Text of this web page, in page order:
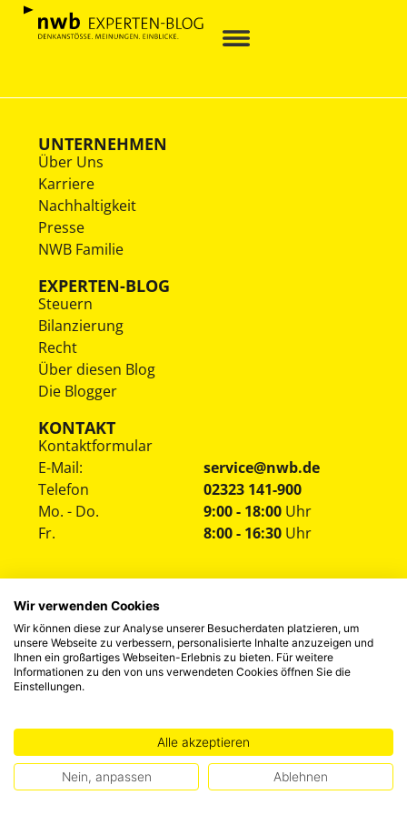
UNTERNEHMEN
Über Uns
Karriere
Nachhaltigkeit
Presse
NWB Familie
EXPERTEN-BLOG
Steuern
Bilanzierung
Recht
Über diesen Blog
Die Blogger
KONTAKT
Kontaktformular
E-Mail:
service@nwb.de
Telefon
02323 141-900
Mo. - Do.
Fr.
9:00 - 18:00 Uhr
8:00 - 16:30 Uhr
©2026 NWB Experten-Blog
HINWEISGEBERSYSTEM
Wir verwenden Cookies
Wir können diese zur Analyse unserer Besucherdaten platzieren, um
unsere Webseite zu verbessern, personalisierte Inhalte anzuzeigen und
Ihnen ein großartiges Webseiten-Erlebnis zu bieten. Für weitere
Informationen zu den von uns verwendeten Cookies öffnen Sie die
Einstellungen.
Alle akzeptieren
Nein, anpassen Ablehnen